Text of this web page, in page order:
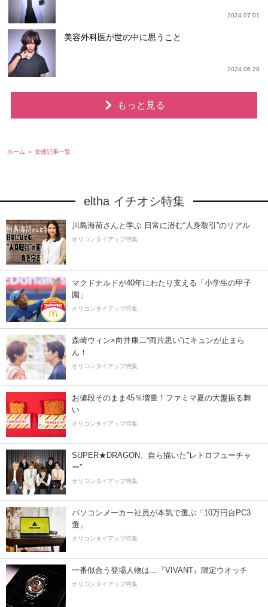
2024.07.01
美容外科医が世の中に思うこと
2024.06.28
もっと見る
ホーム 女優記事一覧
eltha イチオシ特集
川島海荷さんと学ぶ 日常に潜む“人身取引”のリアル
オリコンタイアップ特集
マクドナルドが40年にわたり支える「小学生の甲子
園」
オリコンタイアップ特集
森崎ウィン×向井康二“両片思い”にキュンが止まら
ん！
オリコンタイアップ特集
お値段そのまま45％増量！ファミマ夏の大盤振る舞
い
オリコンタイアップ特集
SUPER★DRAGON、自ら描いた”レトロフューチャ
ー”
オリコンタイアップ特集
パソコンメーカー社員が本気で選ぶ「10万円台PC3
選」
オリコンタイアップ特集
一番似合う登場人物は…『VIVANT』限定ウオッチ
オリコンタイアップ特集